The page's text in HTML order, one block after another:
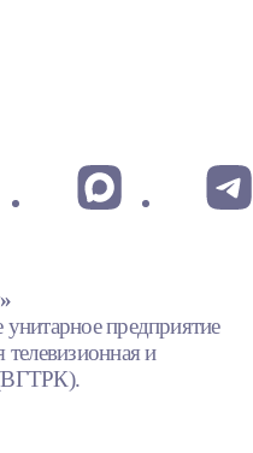
унитарное предприятие
телевизионная и
(ВГТРК).